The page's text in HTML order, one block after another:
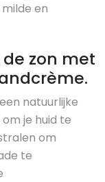
en
zon met
natuurlijke
je huid te
om
te